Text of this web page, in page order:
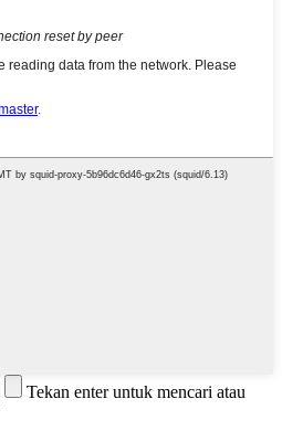
Tekan enter untuk mencari atau